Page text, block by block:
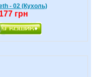
- 02 (Кухоль)
177 грн